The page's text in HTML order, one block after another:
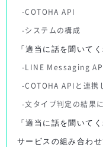
COTOHA API
システムの構成
「適当に話を聞いて
LINE Messaging
COTOHA APIと連携
文タイプ判定の結果
「適当に話を聞いて
サービスの組み合わ